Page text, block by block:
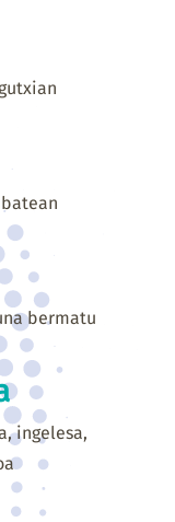
bermatu
ingelesa,